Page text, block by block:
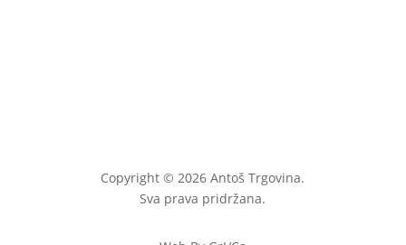
Copyright © 2026 Antoš Trgovina.
Sva prava pridržana.